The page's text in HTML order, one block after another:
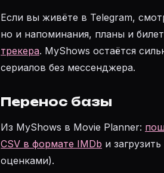
Если вы живёте в Telegram,
но и напоминания, планы и
трекера. MyShows остаётся
сериалов без мессенджера.
Перенос базы
Из MyShows в Movie Planner:
CSV в формате IMDb и
оценками).